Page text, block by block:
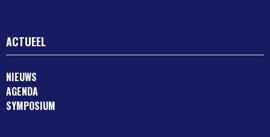
ACTUEEL
NIEUWS
AGENDA
SYMPOSIUM